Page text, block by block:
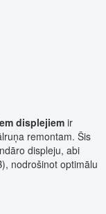
displejiem ir
remontam. Šis
displeju, abi
nodrošinot optimālu